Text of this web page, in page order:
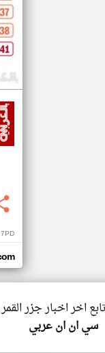
تابع اخر اخبار جزر
سي ان ان عربي